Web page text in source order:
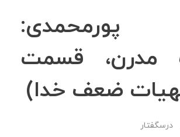
پورمحمدی:
مدرن، قسمت
ضعف خدا)
درسگفتار